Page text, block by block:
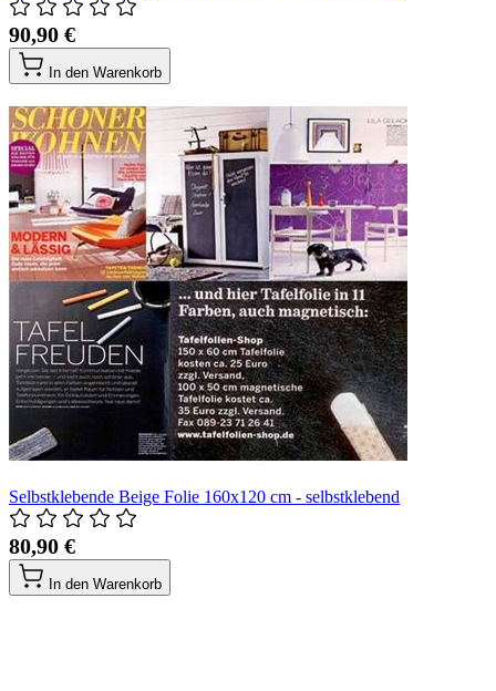
90,90 €
In den Warenkorb
Selbstklebende Beige Folie 160x120 cm - selbstklebend
80,90 €
In den Warenkorb